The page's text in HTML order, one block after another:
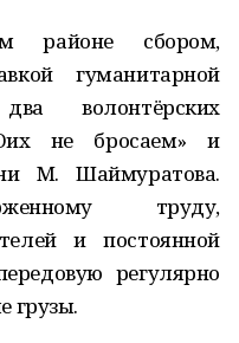
районе сбором,
гуманитарной
волонтёрских
не бросаем» и
М. Шаймуратова.
труду,
и постоянной
регулярно
грузы.